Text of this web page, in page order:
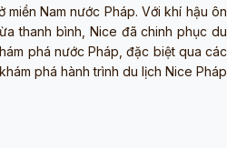
Nam nước Pháp. Với khí hậu ôn
thanh bình, Nice đã chinh phục du
phá nước Pháp, đặc biệt qua các
phá hành trình du lịch Nice Pháp